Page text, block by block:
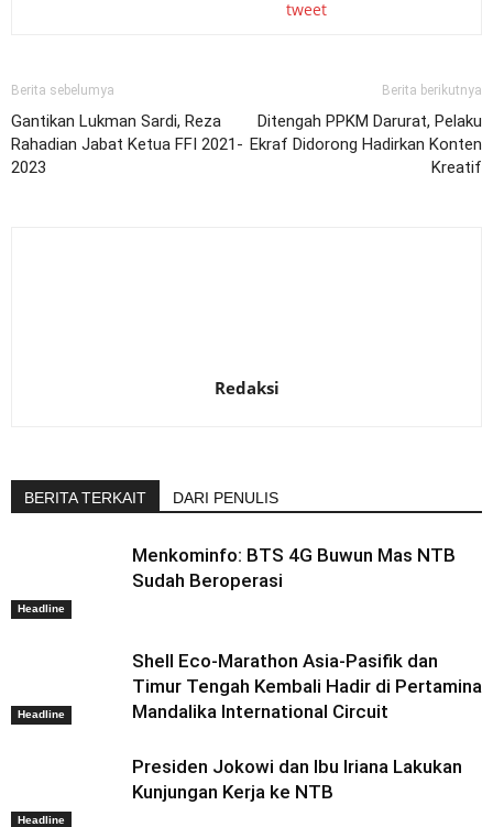
tweet
Berita sebelumya
Gantikan Lukman Sardi, Reza
Rahadian Jabat Ketua FFI 2021-
2023
Berita berikutnya
Ditengah PPKM Darurat, Pelaku
Ekraf Didorong Hadirkan Konten
Kreatif
Redaksi
BERITA TERKAIT DARI PENULIS
Headline
Menkominfo: BTS 4G Buwun Mas NTB
Sudah Beroperasi
Headline
Shell Eco-Marathon Asia-Pasifik dan
Timur Tengah Kembali Hadir di Pertamina
Mandalika International Circuit
Headline
Presiden Jokowi dan Ibu Iriana Lakukan
Kunjungan Kerja ke NTB